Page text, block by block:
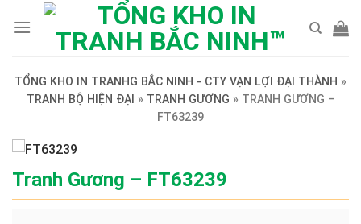
TỔNG KHO IN TRANHG BẮC NINH - CTY VẠN LỢI ĐẠI THÀNH »
TRANH BỘ HIỆN ĐẠI » TRANH GƯƠNG » TRANH GƯƠNG –
FT63239
Tranh Gương – FT63239